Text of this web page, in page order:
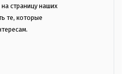
страницу наших
те, которые